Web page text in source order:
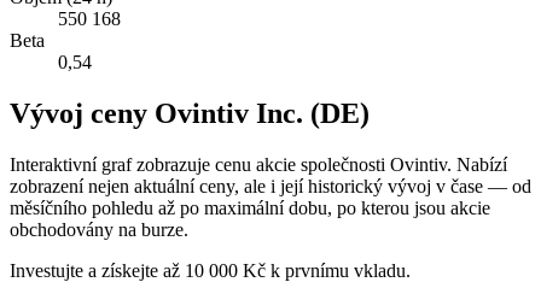
550 168
Beta
0,54
Vývoj ceny Ovintiv Inc. (DE)
Interaktivní graf zobrazuje cenu akcie společnosti Ovintiv. Nabízí
zobrazení nejen aktuální ceny, ale i její historický vývoj v čase — od
měsíčního pohledu až po maximální dobu, po kterou jsou akcie
obchodovány na burze.
Investujte a získejte až 10 000 Kč k prvnímu vkladu.